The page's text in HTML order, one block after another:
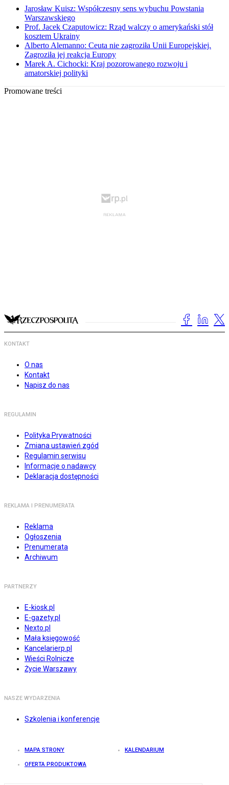
Jarosław Kuisz: Współczesny sens wybuchu Powstania
Warszawskiego
Prof. Jacek Czaputowicz: Rząd walczy o amerykański stół
kosztem Ukrainy
Alberto Alemanno: Ceuta nie zagroziła Unii Europejskiej.
Zagroziła jej reakcja Europy
Marek A. Cichocki: Kraj pozorowanego rozwoju i
amatorskiej polityki
Promowane treści
KONTAKT
O nas
Kontakt
Napisz do nas
REGULAMIN
Polityka Prywatności
Zmiana ustawień zgód
Regulamin serwisu
Informacje o nadawcy
Deklaracja dostępności
REKLAMA I PRENUMERATA
Reklama
Ogłoszenia
Prenumerata
Archiwum
PARTNERZY
E-kiosk.pl
E-gazety.pl
Nexto.pl
Mała księgowość
Kancelarierp.pl
Wieści Rolnicze
Życie Warszawy
NASZE WYDARZENIA
Szkolenia i konferencje
MAPA STRONY KALENDARIUM
OFERTA PRODUKTOWA